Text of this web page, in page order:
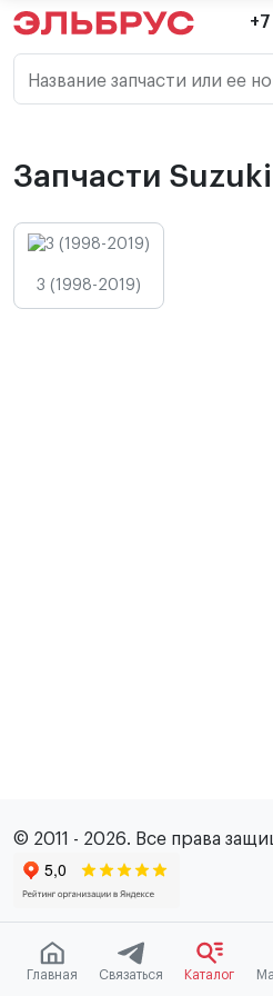
Название запчасти или ее
Главная Связаться Каталог
Запчасти
3 (1998-2019)
© 2011 - 2026. Все права